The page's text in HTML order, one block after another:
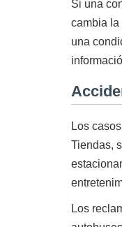
Si una
cambia la
una
Los
Tiendas,
Los